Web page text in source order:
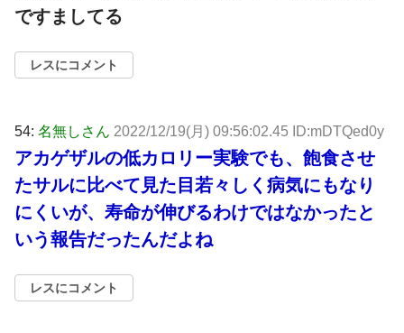
ですましてる
レスにコメント
54: 名無しさん 2022/12/19(月) 09:56:02.45 ID:mDTQed0y
アカゲザルの低カロリー実験でも、飽食させ
たサルに比べて見た目若々しく病気にもなり
にくいが、寿命が伸びるわけではなかったと
いう報告だったんだよね
レスにコメント